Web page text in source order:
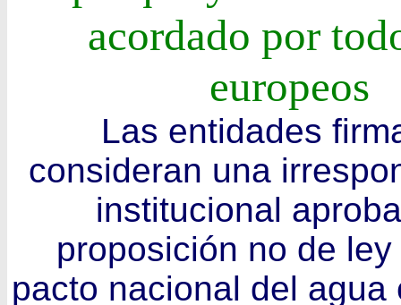
acordado por
europeos
Las entidades
consideran una
institucional
proposición no de
pacto nacional del agua